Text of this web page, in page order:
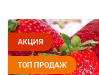
АКЦИЯ
ТОП ПРОДАЖ